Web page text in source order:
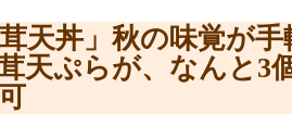
天丼」秋の味覚が
天ぷらが、なんと3